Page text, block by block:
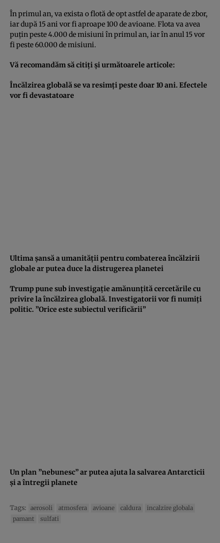
În primul an, va exista o flotă de opt astfel de aparate de zbor,
iar după 15 ani vor fi aproape 100 de avioane. Flota va avea
puţin peste 4.000 de misiuni în primul an, iar în anul 15 vor
fi peste 60.000 de misiuni.
Vă recomandăm să citiţi şi următoarele articole:
Încălzirea globală se va resimţi peste doar 10 ani. Efectele
vor fi devastatoare
Ultima şansă a umanităţii pentru combaterea încălzirii
globale ar putea duce la distrugerea planetei
Trump pune sub investigaţie amănunţită cercetările cu
privire la încălzirea globală. Investigatorii vor fi numiţi
politic. ”Orice este subiectul verificării”
Un plan ”nebunesc” ar putea ajuta la salvarea Antarcticii
şi a întregii planete
Tags: aerosoli atmosfera avioane caldura
incalzire globala
pamant
sulfati